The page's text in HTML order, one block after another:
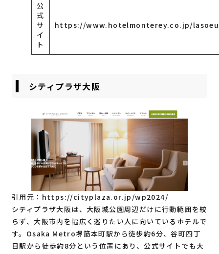
公
式
サ
イ
ト
https://www.hotelmonterey.co.jp/
シティプラザ大阪
引用元： https://cityplaza.or.jp/wp2024/
シティプラザ大阪は、大阪城公園周辺だけに行動範囲を絞
らず、大阪市内を幅広く巡りたい人に向いているホテルで
す。Osaka Metro堺筋本町駅から徒歩約6分、谷町四丁
目駅から徒歩約8分という位置にあり、公式サイトでも大